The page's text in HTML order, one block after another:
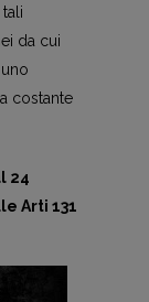
da cui
costante
24
Arti 131